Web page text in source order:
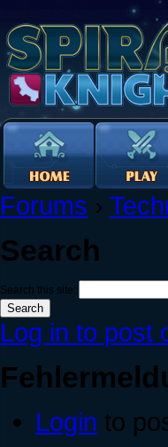
Forums ›
Search
Search this site:
Log in to post
Login to